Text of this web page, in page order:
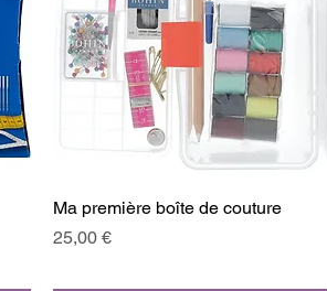
Ma première boîte de couture
Prix
25,00 €